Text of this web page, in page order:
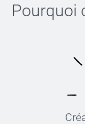
Pourquoi